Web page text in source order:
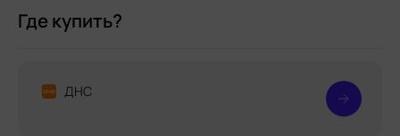
Где купить?
ДНС